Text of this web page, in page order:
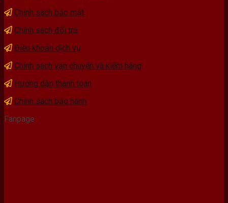
Chính sách bảo mật
Chính sách đổi trả
Điều khoản dịch vụ
Chính sách vận chuyển và kiểm hàng
Hướng dẫn thanh toán
Chính sách bảo hành
Fanpage